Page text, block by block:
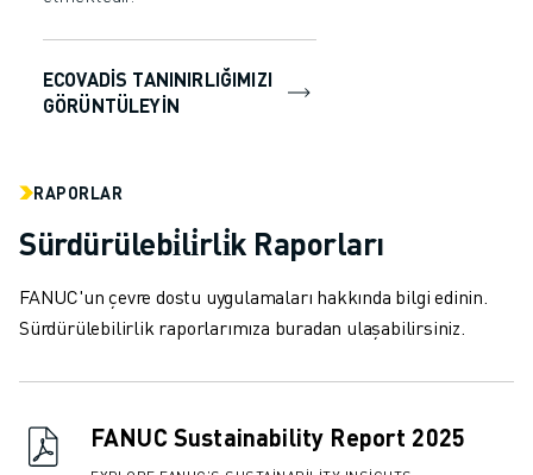
ECOVADIS TANINIRLIĞIMIZI
GÖRÜNTÜLEYIN
RAPORLAR
Sürdürülebi̇li̇rli̇k Raporları
FANUC'un çevre dostu uygulamaları hakkında bilgi edinin.
Sürdürülebilirlik raporlarımıza buradan ulaşabilirsiniz.
FANUC Sustainability Report 2025